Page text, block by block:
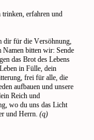
erfahren und
dir für die Versöhnung,
bitten wir: Sende
das Brot des Lebens
in Fülle, dein
frei für alle, die
aufbauen und unsere
Reich und
wo du uns das Licht
und Herrn. (q)